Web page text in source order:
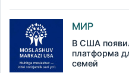
МИР
В США
платформа
семей